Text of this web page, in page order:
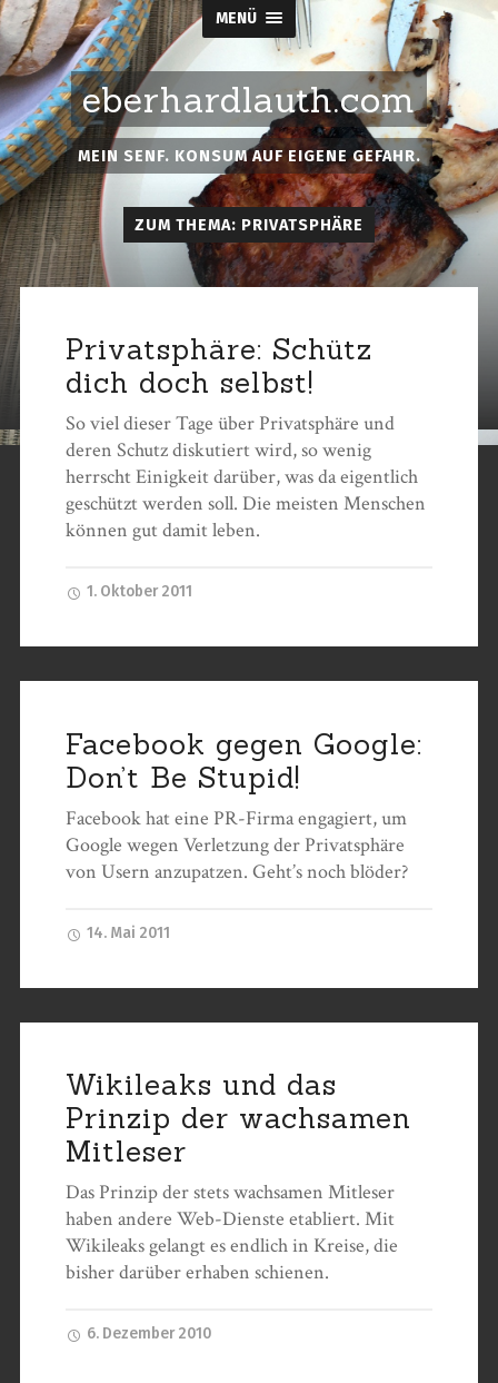
MENÜ
eberhardlauth.com
MEIN SENF. KONSUM AUF EIGENE GEFAHR.
ZUM THEMA: PRIVATSPHÄRE
Privatsphäre: Schütz
dich doch selbst!
So viel dieser Tage über Privatsphäre und
deren Schutz diskutiert wird, so wenig
herrscht Einigkeit darüber, was da eigentlich
geschützt werden soll. Die meisten Menschen
können gut damit leben.
1. Oktober 2011
Facebook gegen Google:
Don’t Be Stupid!
Facebook hat eine PR-Firma engagiert, um
Google wegen Verletzung der Privatsphäre
von Usern anzupatzen. Geht’s noch blöder?
14. Mai 2011
Wikileaks und das
Prinzip der wachsamen
Mitleser
Das Prinzip der stets wachsamen Mitleser
haben andere Web-Dienste etabliert. Mit
Wikileaks gelangt es endlich in Kreise, die
bisher darüber erhaben schienen.
6. Dezember 2010